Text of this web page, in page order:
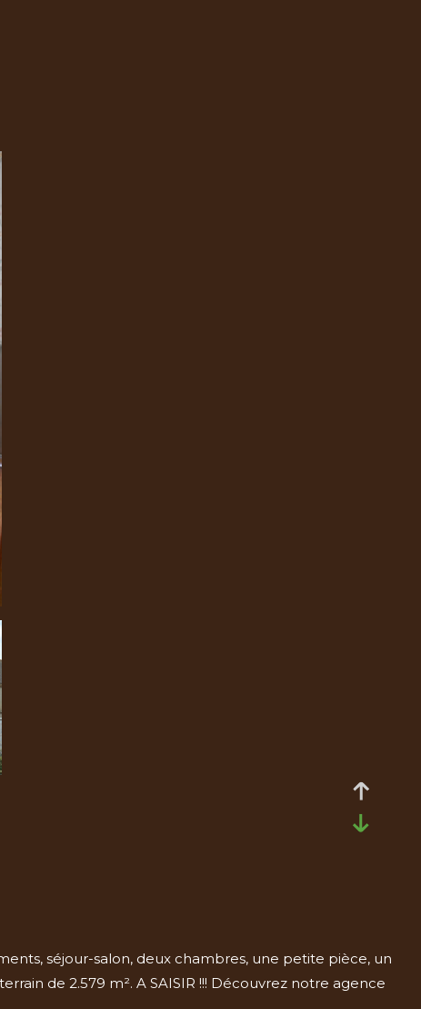
séjour-salon, deux chambres, une petite pièce, un
de 2.579 m². A SAISIR !!! Découvrez notre agence